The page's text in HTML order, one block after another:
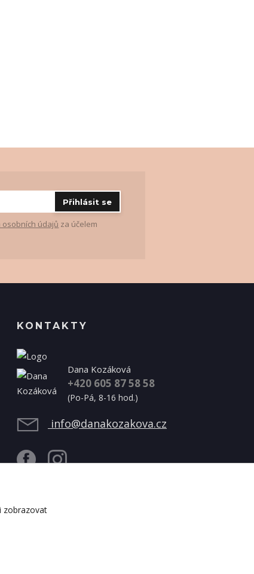
Přihlásit se
osobních údajů za účelem
KONTAKTY
Dana Kozáková
+420 605 87 58 58
(Po-Pá, 8-16 hod.)
info@danakozakova.cz
zobrazovat